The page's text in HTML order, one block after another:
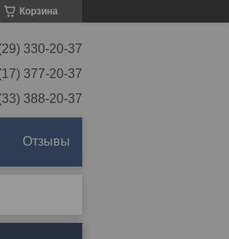
Корзина
330-20-37
377-20-37
388-20-37
Отзывы